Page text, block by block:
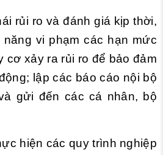
rủi ro và đánh giá kịp thời,
vi phạm các hạn mức
cơ xảy ra rủi ro để bảo đảm
lập các báo cáo nội bộ
gửi đến các cá nhân, bộ
hiện các quy trình nghiệp